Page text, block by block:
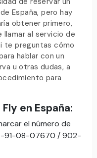
España, pero hay
obtener primero,
al servicio de
te preguntas cómo
hablar con un
u otras dudas, a
para
en España:
el número de
91-08-07670 / 902-